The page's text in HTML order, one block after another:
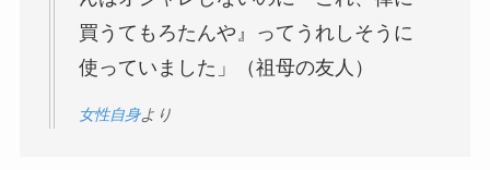
買うてもろたんや』ってうれしそうに
使っていました」（祖母の友人）
女性自身より